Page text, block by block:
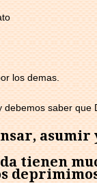
los demas.
saber que
tienen